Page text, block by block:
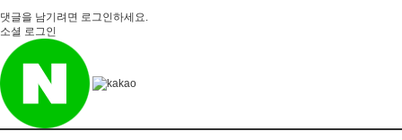
댓글을 남기려면 로그인하세요.
소셜 로그인